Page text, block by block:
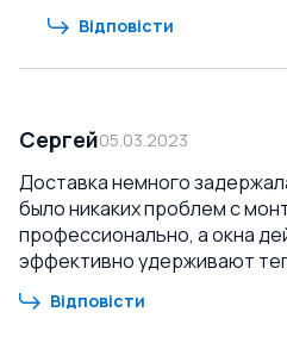
Відповісти
Сергей05.03.2023
Доставка немного
было никаких проблем с
профессионально, а окна
эффективно удерживают
Відповісти